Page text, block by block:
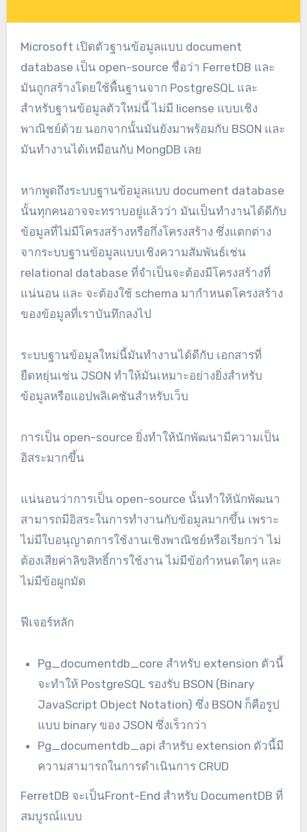
Microsoft เปิดตัวฐานข้อมูลแบบ document
database เป็น open-source ชื่อว่า FerretDB และ
มันถูกสร้างโดยใช้พื้นฐานจาก PostgreSQL และ
สำหรับฐานข้อมูลตัวใหม่นี้ ไม่มี license แบบเชิง
พาณิชย์ด้วย นอกจากนั้นมันยังมาพร้อมกับ BSON และ
มันทำงานได้เหมือนกับ MongDB เลย
หากพูดถึงระบบฐานข้อมูลแบบ document database
นั้นทุกคนอาจจะทราบอยู่แล้วว่า มันเป็นทำงานได้ดีกับ
ข้อมูลที่ไม่มีโครงสร้างหรือกึ่งโครงสร้าง ซึ่งแตกต่าง
จากระบบฐานข้อมูลแบบเชิงความสัมพันธ์เช่น
relational database ที่จำเป็นจะต้องมีโครงสร้างที่
แน่นอน และ จะต้องใช้ schema มากำหนดโครงสร้าง
ของข้อมูลที่เราบันทึกลงไป
ระบบฐานข้อมูลใหม่นี้มันทำงานได้ดีกับ เอกสารที่
ยืดหยุ่นเช่น JSON ทำให้มันเหมาะอย่างยิ่งสำหรับ
ข้อมูลหรือแอปพลิเคชันสำหรับเว็บ
การเป็น open-source ยิ่งทำให้นักพัฒนามีความเป็น
อิสระมากขึ้น
แน่นอนว่าการเป็น open-source นั้นทำให้นักพัฒนา
สามารถมีอิสระในการทำงานกับข้อมูลมากขึ้น เพราะ
ไม่มีใบอนุญาตการใช้งานเชิงพาณิชย์หรือเรียกว่า ไม่
ต้องเสียค่าลิขสิทธิ์การใช้งาน ไม่มีข้อกำหนดใดๆ และ
ไม่มีข้อผูกมัด
ฟีเจอร์หลัก
Pg_documentdb_core สำหรับ extension ตัวนี้
จะทำให้ PostgreSQL รองรับ BSON (Binary
JavaScript Object Notation) ซึ่ง BSON ก็คือรูป
แบบ binary ของ JSON ซึ่งเร็วกว่า
Pg_documentdb_api สำหรับ extension ตัวนี้มี
ความสามารถในการดำเนินการ CRUD
FerretDB จะเป็นFront-End สำหรับ DocumentDB ที่
สมบูรณ์แบบ